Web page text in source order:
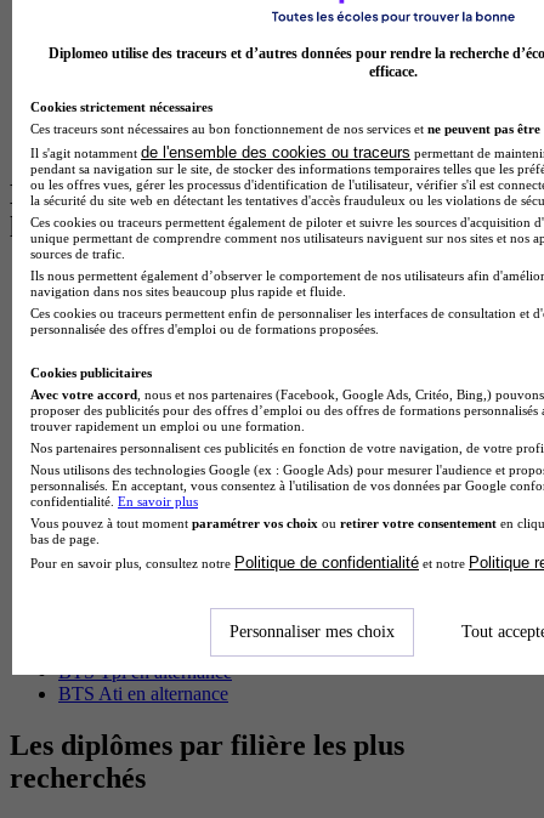
Master Informatique à Paris
Master Psychologie à Angers
BTS Communication à Lyon
BTS Ndrc à Lyon
Les intitulés de diplôme par alternance
les plus recherchés
BTS Esf en alternance
BTS Dietetique en alternance
BTS Mco en alternance
BTS Sp3s en alternance
Master CCA en alternance
BTS Ndrc en alternance
BTS Sam en alternance
Cap Fleuriste en alternance
BTS Sio en alternance
MSc Marketing Digital en alternance
BTS Gpme en alternance
Cap Electricien en alternance
BTS Gpn en alternance
BAC Pro Agora en alternance
BTS Tpl en alternance
BTS Ati en alternance
Les diplômes par filière les plus
recherchés
Diplomeo utilise des traceurs et d’autres données pour rendre la recherche
efficace.
Cookies strictement nécessaires
Ces traceurs sont nécessaires au bon fonctionnement de nos services et ne peuvent pas être
Il s'agit notamment de l'ensemble des cookies ou traceurs permettant de
pendant sa navigation sur le site, de stocker des informations temporaires telles que les
ou les offres vues, gérer les processus d'identification de l'utilisateur, vérifier s'il est
la sécurité du site web en détectant les tentatives d'accès frauduleux ou les violations de
Ces cookies ou traceurs permettent également de piloter et suivre les sources d'acquisition
unique permettant de comprendre comment nos utilisateurs naviguent sur nos sites et nos
sources de trafic.
Ils nous permettent également d’observer le comportement de nos utilisateurs afin
navigation dans nos sites beaucoup plus rapide et fluide.
Ces cookies ou traceurs permettent enfin de personnaliser les interfaces de consultation et
personnalisée des offres d'emploi ou de formations proposées.
Cookies publicitaires
Avec votre accord , nous et nos partenaires (Facebook, Google Ads, Critéo, Bing,)
proposer des publicités pour des offres d’emploi ou des offres de formations
trouver rapidement un emploi ou une formation.
Nos partenaires personnalisent ces publicités en fonction de votre navigation, de votre
Nous utilisons des technologies Google (ex : Google Ads) pour mesurer l'audience et
personnalisés. En acceptant, vous consentez à l'utilisation de vos données par Google
confidentialité. En savoir plus
Vous pouvez à tout moment paramétrer vos choix ou retirer votre consentement en
bas de page.
Pour en savoir plus, consultez notre Politique de confidentialité et notre Politique
Personnaliser mes choix Tout